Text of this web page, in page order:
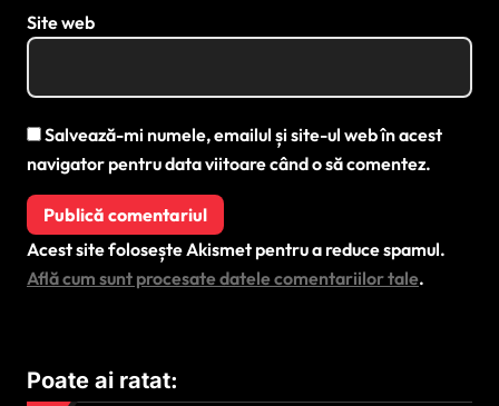
Site web
Salvează-mi numele, emailul și site-ul web în acest
navigator pentru data viitoare când o să comentez.
Acest site folosește Akismet pentru a reduce spamul.
Află cum sunt procesate datele comentariilor tale.
Poate ai ratat: